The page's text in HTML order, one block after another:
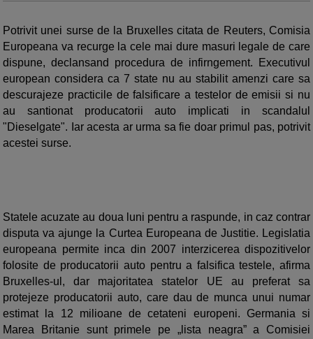
Potrivit unei surse de la Bruxelles citata de Reuters, Comisia
Europeana va recurge la cele mai dure masuri legale de care
dispune, declansand procedura de infirngement. Executivul
european considera ca 7 state nu au stabilit amenzi care sa
descurajeze practicile de falsificare a testelor de emisii si nu
au santionat producatorii auto implicati in scandalul
"Dieselgate". Iar acesta ar urma sa fie doar primul pas, potrivit
acestei surse.
Statele acuzate au doua luni pentru a raspunde, in caz contrar
disputa va ajunge la Curtea Europeana de Justitie. Legislatia
europeana permite inca din 2007 interzicerea dispozitivelor
folosite de producatorii auto pentru a falsifica testele, afirma
Bruxelles-ul, dar majoritatea statelor UE au preferat sa
protejeze producatorii auto, care dau de munca unui numar
estimat la 12 milioane de cetateni europeni. Germania si
Marea Britanie sunt primele pe „lista neagra” a Comisiei